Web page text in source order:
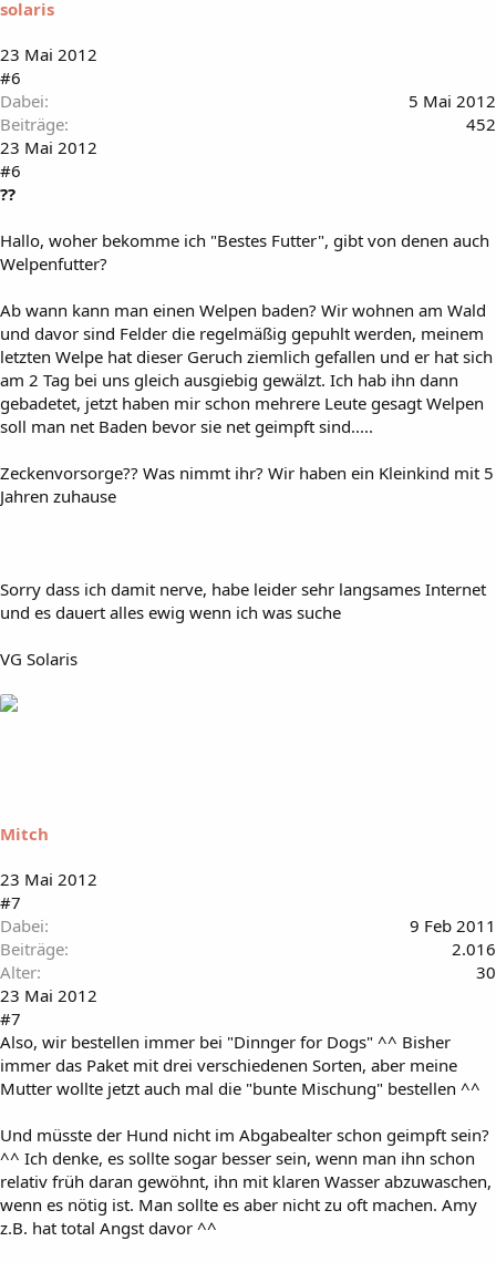
solaris
23 Mai 2012
#6
Dabei
5 Mai 2012
Beiträge
452
23 Mai 2012
#6
??
Hallo, woher bekomme ich "Bestes Futter", gibt von denen auch
Welpenfutter?
Ab wann kann man einen Welpen baden? Wir wohnen am Wald
und davor sind Felder die regelmäßig gepuhlt werden, meinem
letzten Welpe hat dieser Geruch ziemlich gefallen und er hat sich
am 2 Tag bei uns gleich ausgiebig gewälzt. Ich hab ihn dann
gebadetet, jetzt haben mir schon mehrere Leute gesagt Welpen
soll man net Baden bevor sie net geimpft sind.....
Zeckenvorsorge?? Was nimmt ihr? Wir haben ein Kleinkind mit 5
Jahren zuhause
Sorry dass ich damit nerve, habe leider sehr langsames Internet
und es dauert alles ewig wenn ich was suche
VG Solaris
Mitch
23 Mai 2012
#7
Dabei
9 Feb 2011
Beiträge
2.016
Alter
30
23 Mai 2012
#7
Also, wir bestellen immer bei "Dinnger for Dogs" ^^ Bisher
immer das Paket mit drei verschiedenen Sorten, aber meine
Mutter wollte jetzt auch mal die "bunte Mischung" bestellen ^^
Und müsste der Hund nicht im Abgabealter schon geimpft sein?
^^ Ich denke, es sollte sogar besser sein, wenn man ihn schon
relativ früh daran gewöhnt, ihn mit klaren Wasser abzuwaschen,
wenn es nötig ist. Man sollte es aber nicht zu oft machen. Amy
z.B. hat total Angst davor ^^